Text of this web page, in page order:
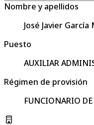
Nombre y apellidos
José Javier García
Puesto
AUXILIAR
Régimen de provisión
FUNCIONARIO DE